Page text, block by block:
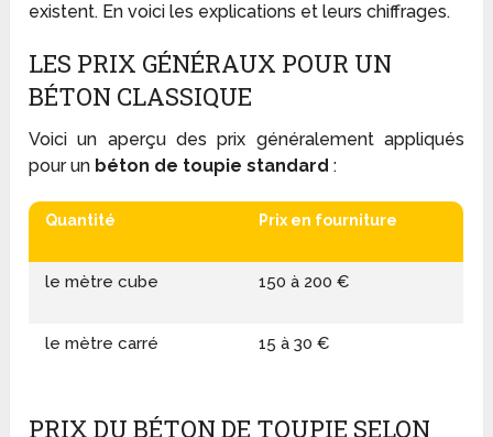
existent. En voici les explications et leurs chiffrages.
LES PRIX GÉNÉRAUX POUR UN
BÉTON CLASSIQUE
Voici un aperçu des prix généralement appliqués
pour un béton de toupie standard:
Quantité Prix en fourniture
le mètre cube 150 à 200 €
le mètre carré 15 à 30 €
PRIX DU BÉTON DE TOUPIE SELON